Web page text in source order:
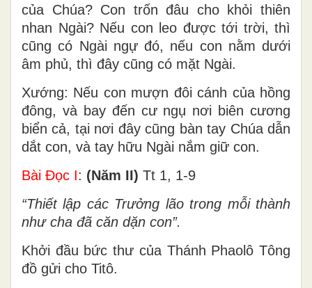
của Chúa? Con trốn đâu cho khỏi thiên
nhan Ngài? Nếu con leo được tới trời, thì
cũng có Ngài ngự đó, nếu con nằm dưới
âm phủ, thì đây cũng có mặt Ngài.
Xướng: Nếu con mượn đôi cánh của hồng
đông, và bay đến cư ngụ nơi biên cương
biển cả, tại nơi đây cũng bàn tay Chúa dẫn
dắt con, và tay hữu Ngài nắm giữ con.
Bài Ðọc I: (Năm II) Tt 1, 1-9
“Thiết lập các Trưởng lão trong mỗi thành
như cha đã căn dặn con”.
Khởi đầu bức thư của Thánh Phaolô Tông
đồ gửi cho Titô.